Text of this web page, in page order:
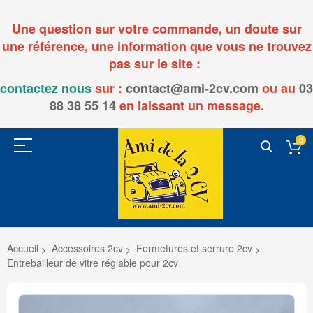
Une question sur votre commande, un doute sur
une référence, une information que vous ne trouvez
pas sur le site :
contactez noussur : contact@ami-2cv.com ou au 03
88 38 55 14en laissant un message.
0
Accueil Accessoires 2cv
Fermetures et serrure 2cv
Entrebailleur de vitre réglable pour 2cv
Passer